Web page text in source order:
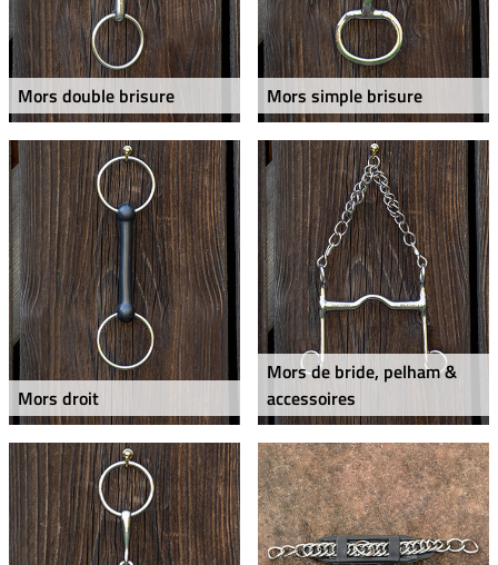
Mors double brisure Mors simple brisure
Mors droit
Mors de bride, pelham &
accessoires